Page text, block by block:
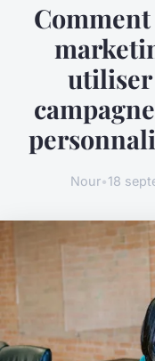
utiliser
Nour•18